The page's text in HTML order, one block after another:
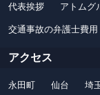
代表挨拶 アトムグ
交通事故の弁護士費用
アクセス
永田町 仙台 埼